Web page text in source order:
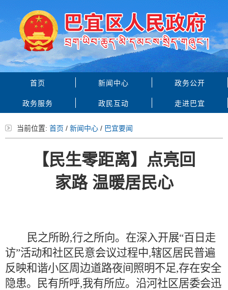
首页 新闻中心 政务公开
政务服务 政民互动 走进巴宜
当前位置: 首页 / 新闻中心 / 巴宜要闻
【民生零距离】点亮回
家路 温暖居民心
民之所盼,行之所向。在深入开展“百日走
访”活动和社区民意会议过程中,辖区居民普遍
反映和谐小区周边道路夜间照明不足,存在安全
隐患。民有所呼,我有所应。沿河社区居委会迅